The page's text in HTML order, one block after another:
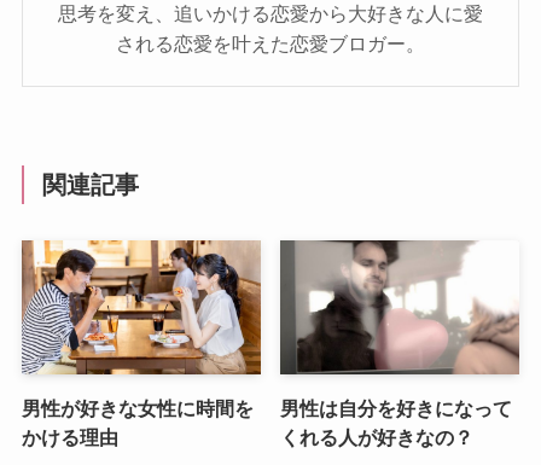
思考を変え、追いかける恋愛から大好きな人に愛
される恋愛を叶えた恋愛ブロガー。
関連記事
男性が好きな女性に時間を
かける理由
男性は自分を好きになって
くれる人が好きなの？